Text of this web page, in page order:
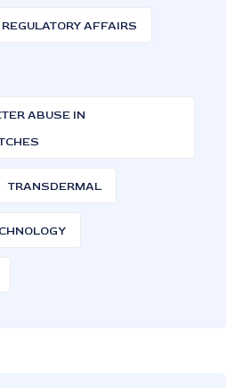
REGULATORY AFFAIRS
ABUSE IN
TRANSDERMAL